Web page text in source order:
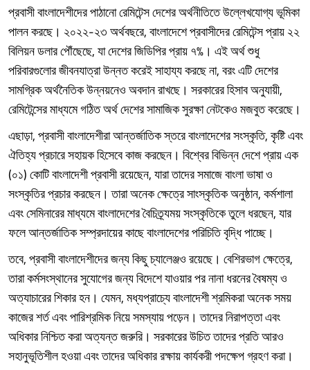
প্রবাসী বাংলাদেশীদের পাঠানো রেমিটেন্স দেশের অর্থনীতিতে উল্লেখযোগ্য ভূমিকা
পালন করছে। ২০২২-২৩ অর্থবছরে, বাংলাদেশে প্রবাসীদের রেমিটেন্স প্রায় ২২
বিলিয়ন ডলার পৌঁছেছে, যা দেশের জিডিপির প্রায় ৭%। এই অর্থ শুধু
পরিবারগুলোর জীবনযাত্রা উন্নত করেই সাহায্য করছে না, বরং এটি দেশের
সামগ্রিক অর্থনৈতিক উন্নয়নেও অবদান রাখছে। সরকারের হিসাব অনুযায়ী,
রেমিটেন্সের মাধ্যমে গঠিত অর্থ দেশের সামাজিক সুরক্ষা নেটকেও মজবুত করেছে।
এছাড়া, প্রবাসী বাংলাদেশীরা আন্তর্জাতিক স্তরে বাংলাদেশের সংস্কৃতি, কৃষ্টি এবং
ঐতিহ্য প্রচারে সহায়ক হিসেবে কাজ করছেন। বিশ্বের বিভিন্ন দেশে প্রায় এক
(০১) কোটি বাংলাদেশী প্রবাসী রয়েছেন, যারা তাদের সমাজে বাংলা ভাষা ও
সংস্কৃতির প্রচার করছেন। তারা অনেক ক্ষেত্রে সাংস্কৃতিক অনুষ্ঠান, কর্মশালা
এবং সেমিনারের মাধ্যমে বাংলাদেশের বৈচিত্র্যময় সংস্কৃতিকে তুলে ধরছেন, যার
ফলে আন্তর্জাতিক সম্প্রদায়ের কাছে বাংলাদেশের পরিচিতি বৃদ্ধি পাচ্ছে।
তবে, প্রবাসী বাংলাদেশীদের জন্য কিছু চ্যালেঞ্জও রয়েছে। বেশিরভাগ ক্ষেত্রে,
তারা কর্মসংস্থানের সুযোগের জন্য বিদেশে যাওয়ার পর নানা ধরনের বৈষম্য ও
অত্যাচারের শিকার হন। যেমন, মধ্যপ্রাচ্যে বাংলাদেশী শ্রমিকরা অনেক সময়
কাজের শর্ত এবং পারিশ্রমিক নিয়ে সমস্যায় পড়েন। তাদের নিরাপত্তা এবং
অধিকার নিশ্চিত করা অত্যন্ত জরুরি। সরকারের উচিত তাদের প্রতি আরও
সহানুভূতিশীল হওয়া এবং তাদের অধিকার রক্ষায় কার্যকরী পদক্ষেপ গ্রহণ করা।